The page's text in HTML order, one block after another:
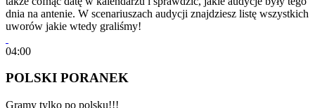
dnia na antenie. W scenariuszach audycji znajdziesz listę wszystkich
uworów jakie wtedy graliśmy!
04:00
POLSKI PORANEK
Gramy tylko po polsku!!!